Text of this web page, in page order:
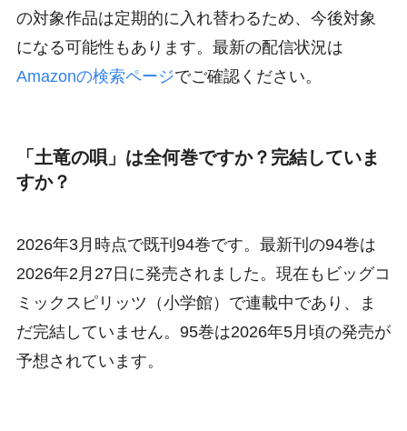
の対象作品は定期的に入れ替わるため、今後対象
になる可能性もあります。最新の配信状況は
Amazonの検索ページでご確認ください。
「土竜の唄」は全何巻ですか？完結していま
すか？
2026年3月時点で既刊94巻です。最新刊の94巻は
2026年2月27日に発売されました。現在もビッグコ
ミックスピリッツ（小学館）で連載中であり、ま
だ完結していません。95巻は2026年5月頃の発売が
予想されています。